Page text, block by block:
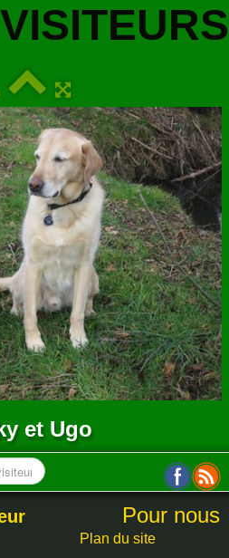
et Ugo
Pour nous
Plan du site